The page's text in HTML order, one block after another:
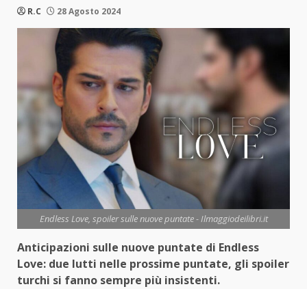
R.C 28 Agosto 2024
Endless Love, spoiler sulle nuove puntate - Ilmaggiodeilibri.it
Anticipazioni sulle nuove puntate di Endless
Love: due lutti nelle prossime puntate, gli spoiler
turchi si fanno sempre più insistenti.